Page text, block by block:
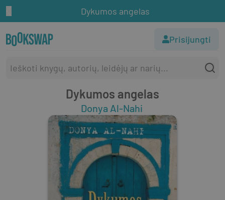
Dykumos angelas
Prisijungti
Dykumos angelas
Donya Al-Nahi